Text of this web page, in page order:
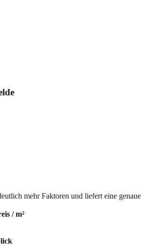
mehr Faktoren und liefert eine
/ m²